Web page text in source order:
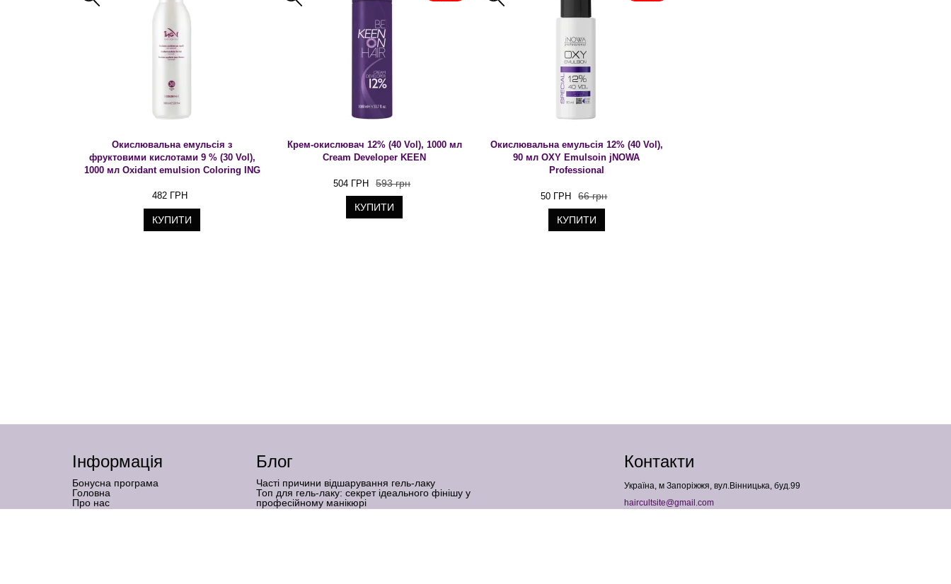
Окислювальна емульсія з
фруктовими кислотами 9 % (30 Vol),
1000 мл Oxidant emulsion Coloring ING
482 ГРН
КУПИТИ
Крем-окислювач 12% (40 Vol), 1000 мл
Cream Developer KEEN
504 ГРН 593 грн
КУПИТИ
Окислювальна емульсія 12% (40 Vol),
90 мл OXY Emulsoin jNOWA
Professional
50 ГРН 66 грн
КУПИТИ
Інформація
Бонусна програма
Головна
Про нас
Бренди
Блог
Часті причини відшарування гель-лаку
Топ для гель-лаку: секрет ідеального фінішу у
професійному манікюрі
Нарощення на верхні форми: що це таке і для кого
Контакти
Україна, м Запоріжжя, вул.Вінницька, буд.99
haircultsite@gmail.com